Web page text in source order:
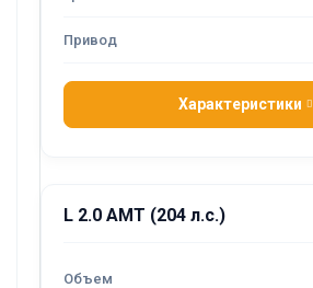
Характеристики
L 2.0 AMT (204 л.с.)